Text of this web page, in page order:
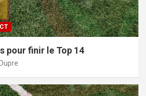
pour finir le Top 14